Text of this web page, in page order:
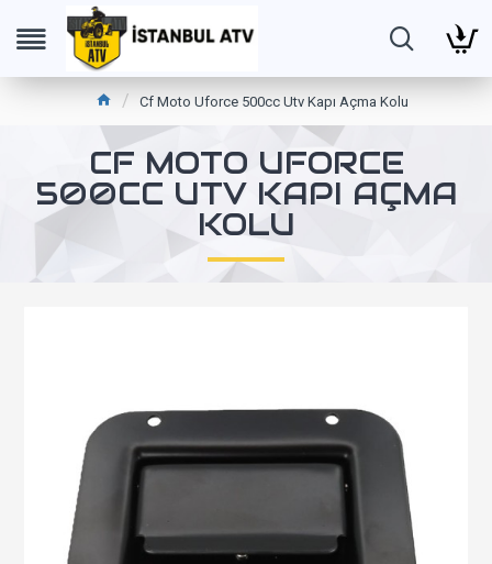
Cf Moto Uforce 500cc Utv Kapı Açma Kolu
CF MOTO UFORCE
500CC UTV KAPI AÇMA
KOLU